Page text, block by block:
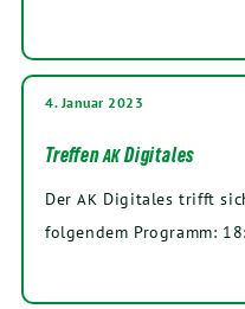
4. Januar 2023
TreffenAKDigitales
DerAK Digi­ta­les trifft
fol­gen­dem Pro­gramm: 18: